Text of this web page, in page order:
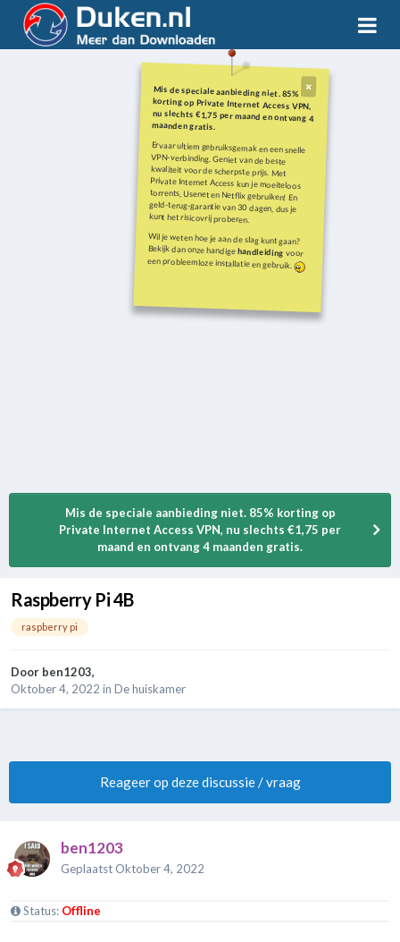
Mis de speciale aanbieding niet. 85%
korting op Private Internet Access VPN,
nu slechts €1,75 per maand en ontvang 4
maanden gratis.
Ervaar ultiem gebruiksgemak en een snelle
VPN-verbinding. Geniet van de beste
kwaliteit voor de scherpste prijs. Met
Private Internet Access kun je moeiteloos
torrents, Usenet en Netflix gebruiken! En
geld-terug-garantie van 30 dagen, dus je
kunt het risicovrij proberen.
Wil je weten hoe je aan de slag kunt gaan?
Bekijk dan onze handigehandleiding voor
een probleemloze installatie en gebruik.
Mis de speciale aanbieding niet. 85% korting op
Private Internet Access VPN, nu slechts €1,75 per
maand en ontvang 4 maanden gratis.
Raspberry Pi 4B
raspberry pi
Door ben1203,
Oktober 4, 2022 in De huiskamer
Reageer op deze discussie / vraag
ben1203
Geplaatst Oktober 4, 2022
Status: Offline